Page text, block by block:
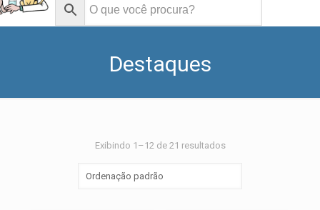
Destaques
Exibindo 1–12 de 21 resultados